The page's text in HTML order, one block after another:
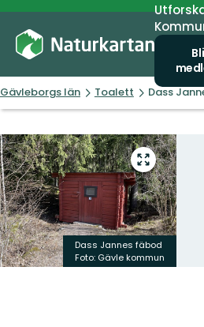
Bli
Gävleborgs län Toalett Dass
Gå
till
Dass Jannes fäbod
Foto: Gävle kommun